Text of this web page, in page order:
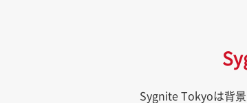
Sygnite Tokyoは背景